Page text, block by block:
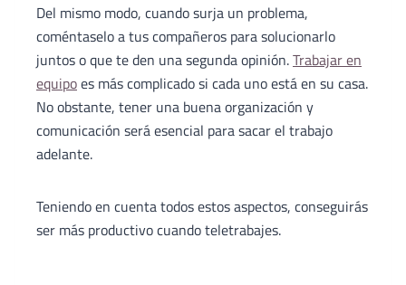
Del mismo modo, cuando surja un problema,
coméntaselo a tus compañeros para solucionarlo
juntos o que te den una segunda opinión.Trabajar en
equipoes más complicado si cada uno está en su casa.
No obstante, tener una buena organización y
comunicación será esencial para sacar el trabajo
adelante.
Teniendo en cuenta todos estos aspectos, conseguirás
ser más productivo cuando teletrabajes.